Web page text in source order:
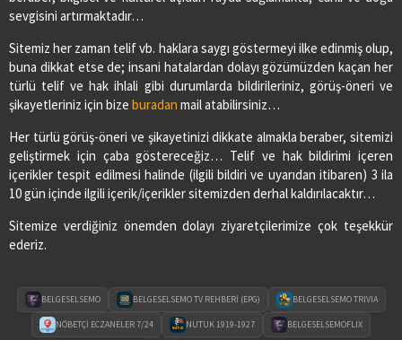
sevgisini artırmaktadır…
Sitemiz her zaman telif vb. haklara saygı göstermeyi ilke edinmiş olup,
buna dikkat etse de; insani hatalardan dolayı gözümüzden kaçan her
türlü telif ve hak ihlali gibi durumlarda bildirileriniz, görüş-öneri ve
şikayetleriniz için bize buradan mail atabilirsiniz…
Her türlü görüş-öneri ve şikayetinizi dikkate almakla beraber, sitemizi
geliştirmek için çaba göstereceğiz… Telif ve hak bildirimi içeren
içerikler tespit edilmesi halinde (ilgili bildiri ve uyarıdan itibaren) 3 ila
10 gün içinde ilgili içerik/içerikler sitemizden derhal kaldırılacaktır…
Sitemize verdiğiniz önemden dolayı ziyaretçilerimize çok teşekkür
ederiz.
BELGESELSEMO BELGESELSEMO TV REHBERİ (EPG) BELGESELSEMO TRIVIA
NÖBETÇİ ECZANELER 7/24 NUTUK 1919-1927
BELGESELSEMOFLIX